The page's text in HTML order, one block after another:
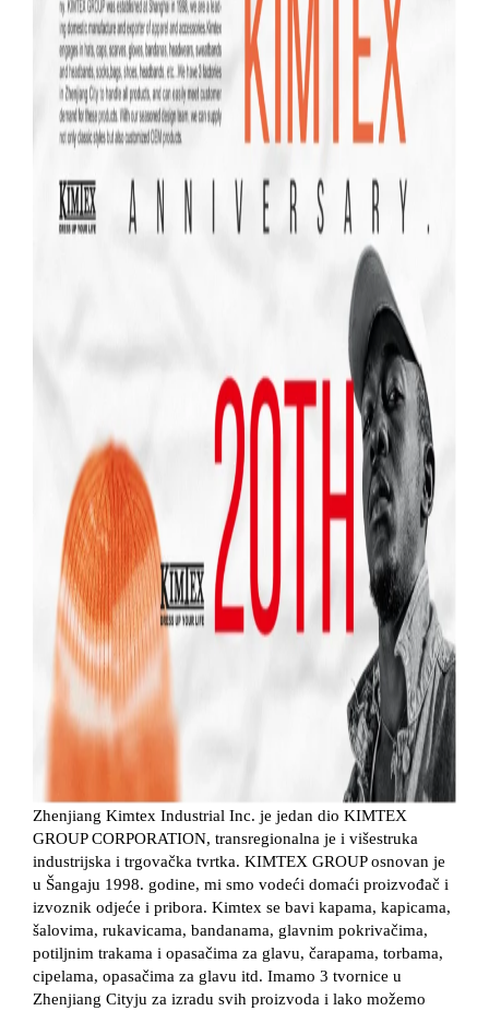
Zhenjiang Kimtex Industrial Inc. je jedan dio KIMTEX
GROUP CORPORATION, transregionalna je i višestruka
industrijska i trgovačka tvrtka. KIMTEX GROUP osnovan je
u Šangaju 1998. godine, mi smo vodeći domaći proizvođač i
izvoznik odjeće i pribora. Kimtex se bavi kapama, kapicama,
šalovima, rukavicama, bandanama, glavnim pokrivačima,
potiljnim trakama i opasačima za glavu, čarapama, torbama,
cipelama, opasačima za glavu itd. Imamo 3 tvornice u
Zhenjiang Cityju za izradu svih proizvoda i lako možemo